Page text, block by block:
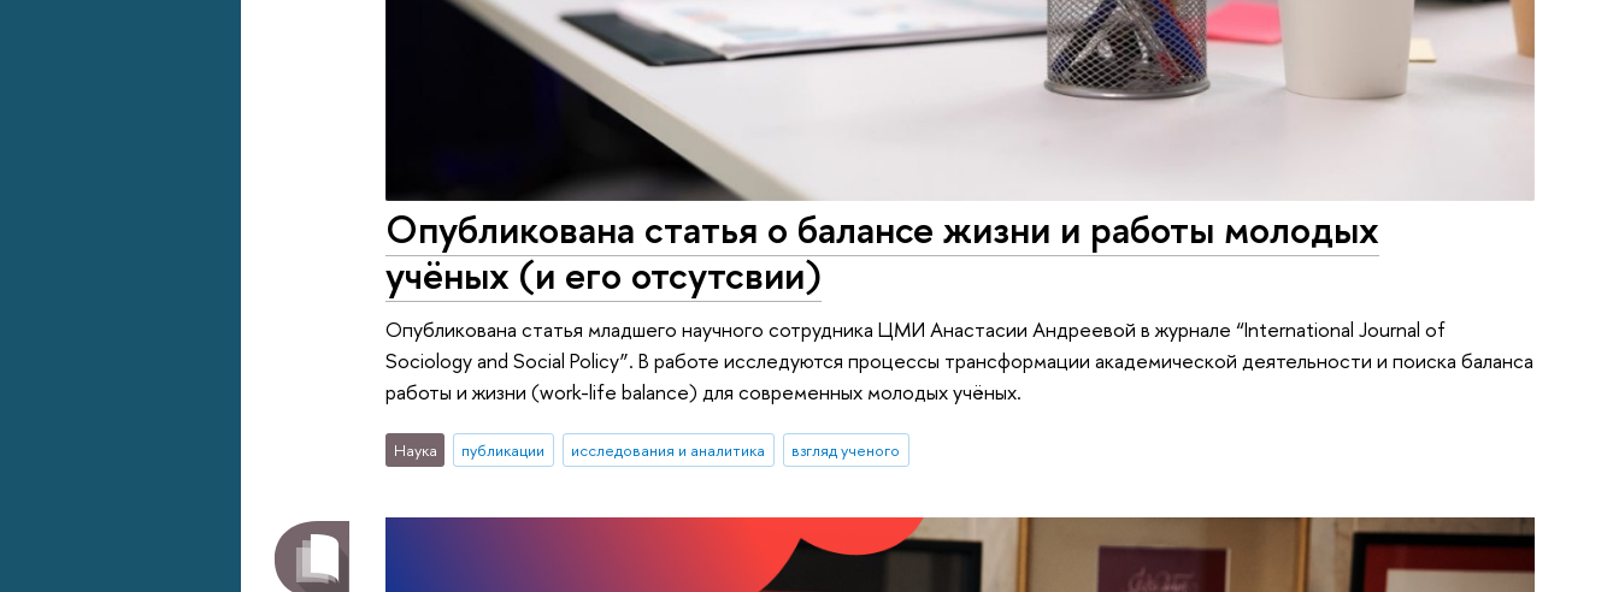
Опубликована статья о балансе жизни и работы молодых
учёных (и его отсутсвии)
Опубликована статья младшего научного сотрудника ЦМИ Анастасии Андреевой в журнале “International Journal of
Sociology and Social Policy”. В работе исследуются процессы трансформации академической деятельности и поиска баланса
работы и жизни (work-life balance) для современных молодых учёных.
Наука публикации исследования и аналитика взгляд ученого